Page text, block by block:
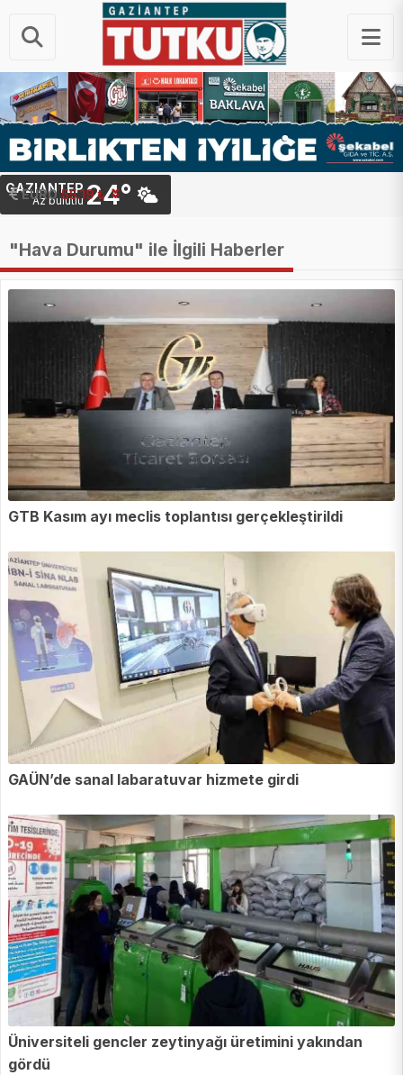
STERLIN 64.43 ₺
GAZIANTEP
Az bulutlu 24°
"Hava Durumu" ile İlgili Haberler
GTB Kasım ayı meclis toplantısı gerçekleştirildi
GAÜN’de sanal labaratuvar hizmete girdi
Üniversiteli gencler zeytinyağı üretimini yakından
gördü